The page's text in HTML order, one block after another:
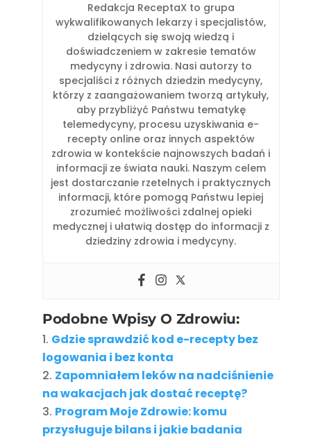
Redakcja ReceptaX to grupa
wykwalifikowanych lekarzy i specjalistów,
dzielących się swoją wiedzą i
doświadczeniem w zakresie tematów
medycyny i zdrowia. Nasi autorzy to
specjaliści z różnych dziedzin medycyny,
którzy z zaangażowaniem tworzą artykuły,
aby przybliżyć Państwu tematykę
telemedycyny, procesu uzyskiwania e-
recepty online oraz innych aspektów
zdrowia w kontekście najnowszych badań i
informacji ze świata nauki. Naszym celem
jest dostarczanie rzetelnych i praktycznych
informacji, które pomogą Państwu lepiej
zrozumieć możliwości zdalnej opieki
medycznej i ułatwią dostęp do informacji z
dziedziny zdrowia i medycyny.
Podobne Wpisy O Zdrowiu:
Gdzie sprawdzić kod e-recepty bez
logowania i bez konta
Zapomniałem leków na nadciśnienie
na wakacjach jak dostać receptę?
Program Moje Zdrowie: komu
przysługuje bilans i jakie badania